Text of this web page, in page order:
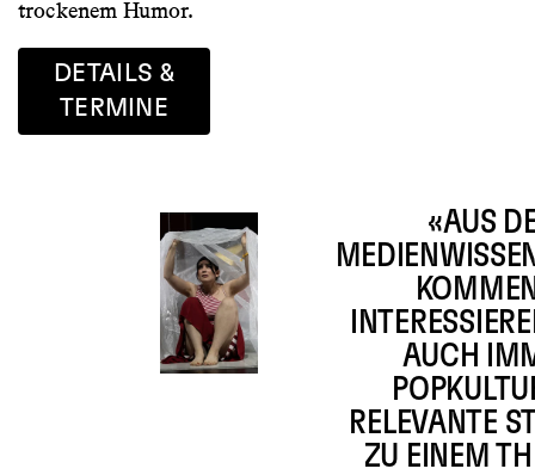
trockenem Humor.
DETAILS &
TERMINE
«AUS
AUCH
RELEVANTE
ZU EINEM